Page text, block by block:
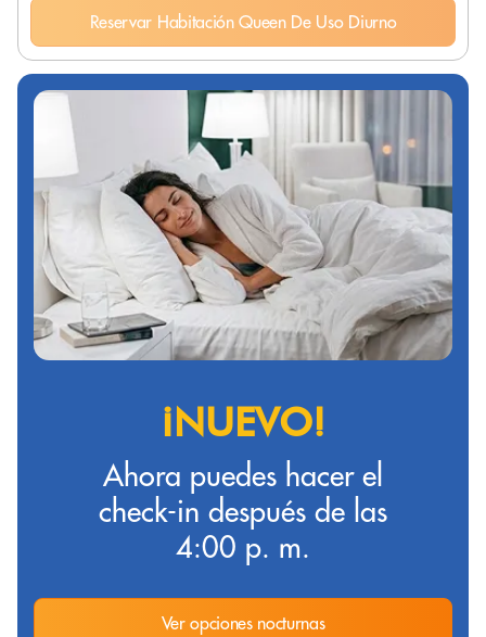
Reservar Habitación Queen De Uso Diurno
¡NUEVO!
Ahora puedes hacer el
check-in después de las
4:00 p. m.
Ver opciones nocturnas